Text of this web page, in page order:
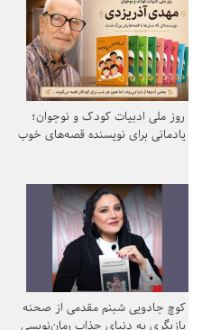
روز ملی ادبیات کودک و نوجوان؛
یادمانی برای نویسنده قصه‌های خوب
کوچ جادویی شبنم مقدمی از صحنه